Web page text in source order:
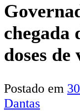
chegada
doses de
Postado em
Dantas